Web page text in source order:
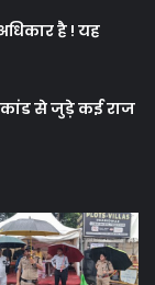
है ! यह
से जुड़े कई राज